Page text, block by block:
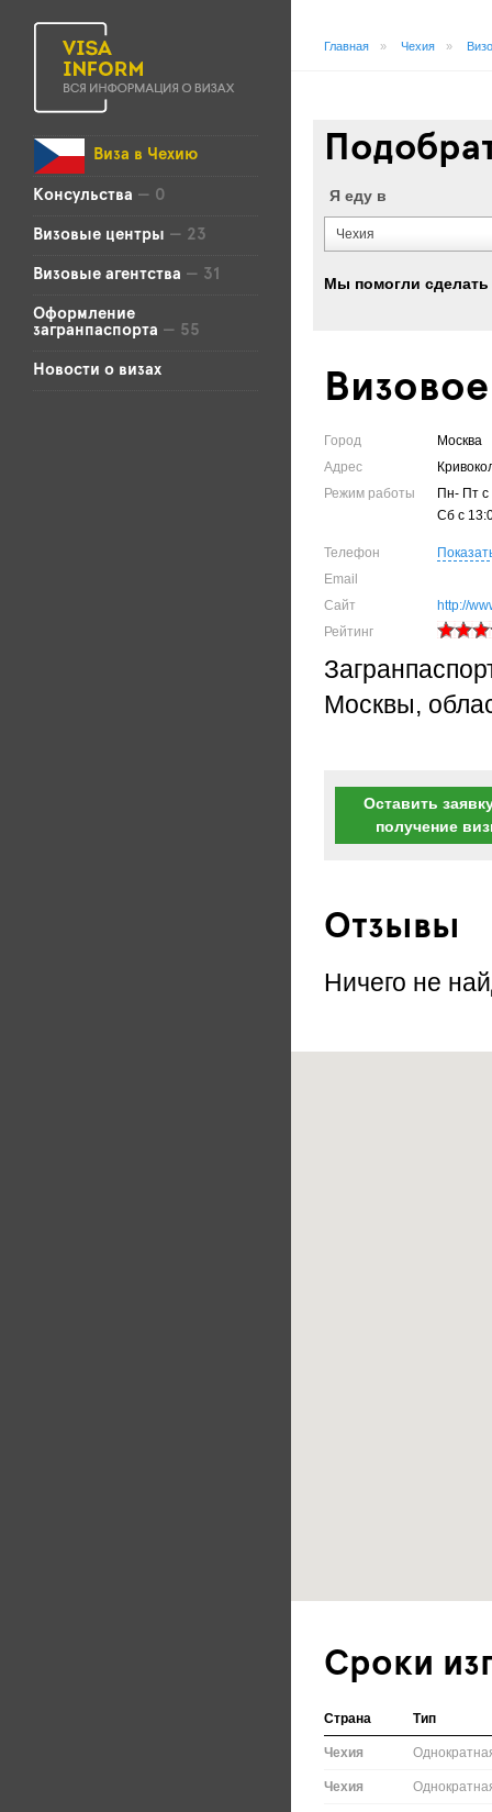
Виза в Чехию
Консульства — 0
Визовые центры — 23
Визовые агентства — 31
Оформление
загранпаспорта — 55
Новости о визах
Главная » Чехия »
Я еду в
Чехия
Мы помогли
Город
Москва
Адрес
Режим работы
Пн- Пт с
Сб с
Телефон
Email
Сайт
http://
Рейтинг
Москвы,
Оставить
получение
Отзывы
Ничего не
Сроки
Страна Тип
Чехия
Чехия